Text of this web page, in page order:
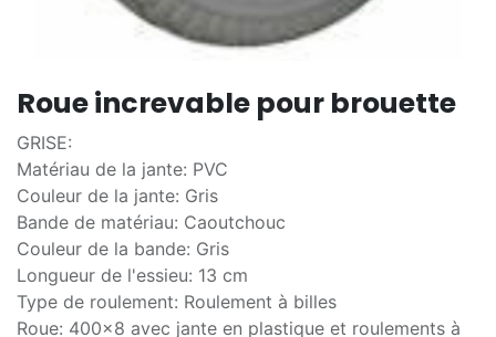
Roue increvable pour brouette
GRISE:
Matériau de la jante: PVC
Couleur de la jante: Gris
Bande de matériau: Caoutchouc
Couleur de la bande: Gris
Longueur de l'essieu: 13 cm
Type de roulement: Roulement à billes
Roue: 400x8 avec jante en plastique et roulements à